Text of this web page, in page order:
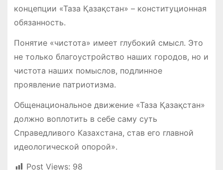
концепции «Таза Қазақстан» – конституционная
обязанность.
Понятие «чистота» имеет глубокий смысл. Это
не только благоустройство наших городов, но и
чистота наших помыслов, подлинное
проявление патриотизма.
Общенациональное движение «Таза Қазақстан»
должно воплотить в себе саму суть
Справедливого Казахстана, став его главной
идеологической опорой».
Post Views: 98